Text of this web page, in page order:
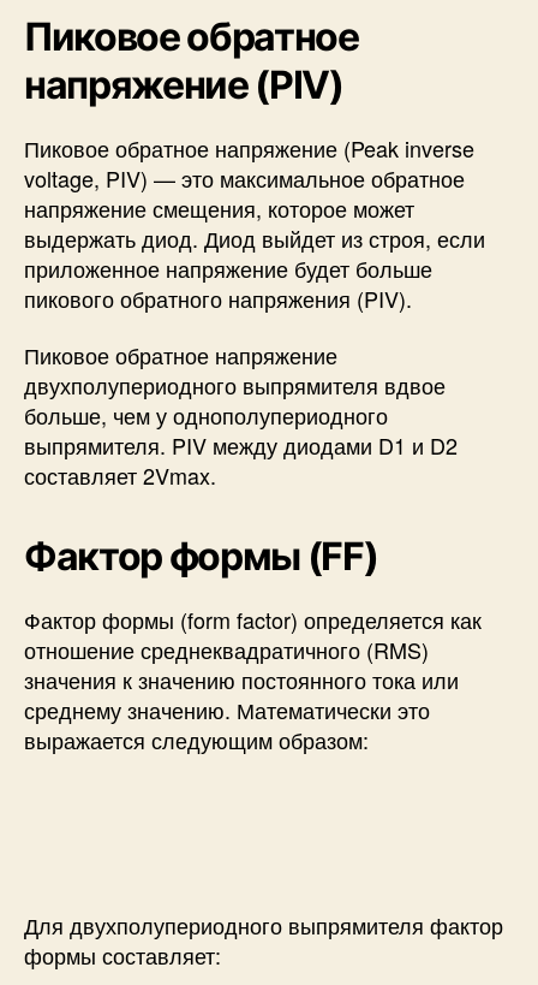
Пиковое обратное
напряжение (PIV)
Пиковое обратное напряжение (Peak inverse
voltage, PIV) — это максимальное обратное
напряжение смещения, которое может
выдержать диод. Диод выйдет из строя, если
приложенное напряжение будет больше
пикового обратного напряжения (PIV).
Пиковое обратное напряжение
двухполупериодного выпрямителя вдвое
больше, чем у однополупериодного
выпрямителя. PIV между диодами D1 и D2
составляет 2Vmax.
Фактор формы (FF)
Фактор формы (form factor) определяется как
отношение среднеквадратичного (RMS)
значения к значению постоянного тока или
среднему значению. Математически это
выражается следующим образом:
Для двухполупериодного выпрямителя фактор
формы составляет: